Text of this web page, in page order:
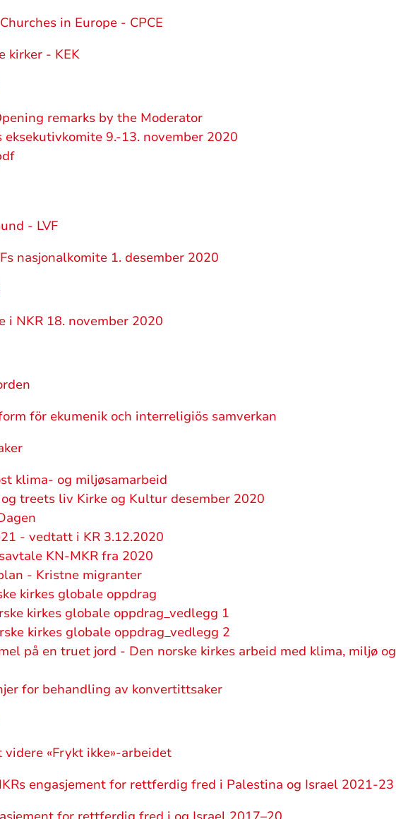
in Europe - CPCE
kirker - KEK
remarks by the Moderator
eksekutivkomite 9.-13. november 2020
- LVF
nasjonalkomite 1. desember 2020
i NKR 18. november 2020
för ekumenik och interreligiös samverkan
klima- og miljøsamarbeid
treets liv Kirke og Kultur desember 2020
- vedtatt i KR 3.12.2020
KN-MKR fra 2020
- Kristne migranter
kirkes globale oppdrag
kirkes globale oppdrag_vedlegg 1
kirkes globale oppdrag_vedlegg 2
på en truet jord - Den norske kirkes arbeid med klima, miljø og
for behandling av konvertittsaker
«Frykt ikke»-arbeidet
engasjement for rettferdig fred i Palestina og Israel 2021-23